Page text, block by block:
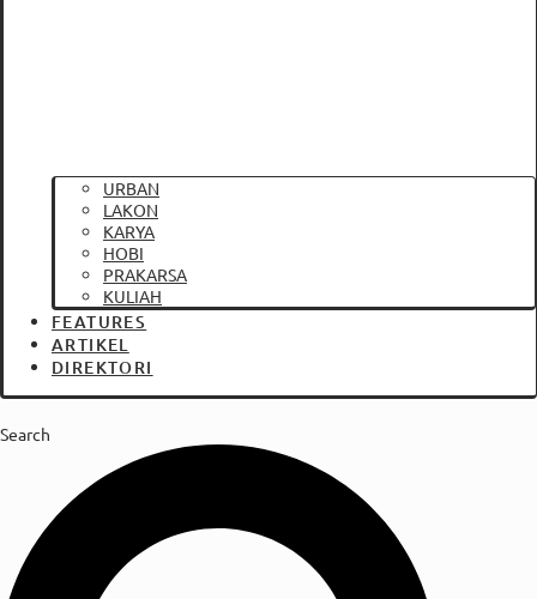
URBAN
LAKON
KARYA
HOBI
PRAKARSA
KULIAH
FEATURES
ARTIKEL
DIREKTORI
Search